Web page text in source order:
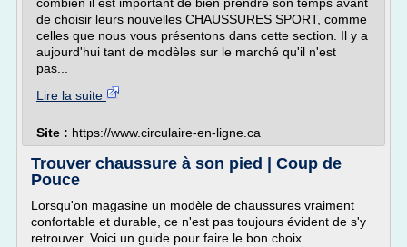
de choisir leurs nouvelles CHAUSSURES SPORT, comme
celles que nous vous présentons dans cette section. Il y a
aujourd'hui tant de modèles sur le marché qu'il n'est
pas...
Lire la suite
Site : https://www.circulaire-en-ligne.ca
Trouver chaussure à son pied | Coup de
Pouce
Lorsqu'on magasine un modèle de chaussures vraiment
confortable et durable, ce n'est pas toujours évident de s'y
retrouver. Voici un guide pour faire le bon choix.